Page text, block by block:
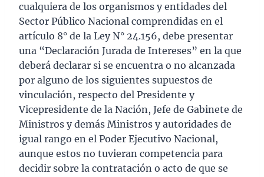
cualquiera de los organismos y entidades del
Sector Público Nacional comprendidas en el
artículo 8° de la Ley N° 24.156, debe presentar
una “Declaración Jurada de Intereses” en la que
deberá declarar si se encuentra o no alcanzada
por alguno de los siguientes supuestos de
vinculación, respecto del Presidente y
Vicepresidente de la Nación, Jefe de Gabinete de
Ministros y demás Ministros y autoridades de
igual rango en el Poder Ejecutivo Nacional,
aunque estos no tuvieran competencia para
decidir sobre la contratación o acto de que se